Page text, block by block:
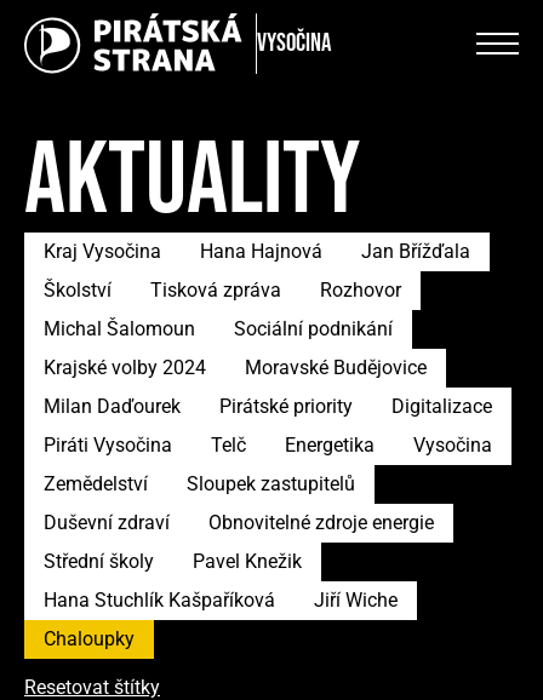
Vysočina
AKTUALITY
Kraj Vysočina Hana Hajnová
Jan Břížďala
Školství
Tisková zpráva
Rozhovor
Michal Šalomoun
Sociální podnikání
Krajské volby 2024
Moravské Budějovice
Milan Daďourek
Pirátské priority
Digitalizace
Piráti Vysočina
Telč Energetika
Vysočina
Zemědelství
Sloupek zastupitelů
Duševní zdraví
Obnovitelné zdroje energie
Střední školy
Pavel Knežik
Hana Stuchlík Kašpaříková
Jiří Wiche
Chaloupky
Resetovat štítky